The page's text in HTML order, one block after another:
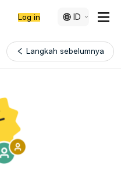
Log in ID
Langkah sebelumnya